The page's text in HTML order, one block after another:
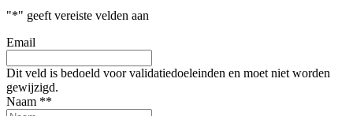
"*" geeft vereiste velden aan
Email
Dit veld is bedoeld voor validatiedoeleinden en moet niet worden
gewijzigd.
Naam **